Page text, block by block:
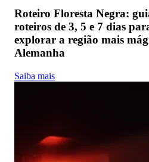
Roteiro Floresta Negra:
roteiros de 3, 5 e 7 dias
explorar a região mais
Alemanha
Saiba mais